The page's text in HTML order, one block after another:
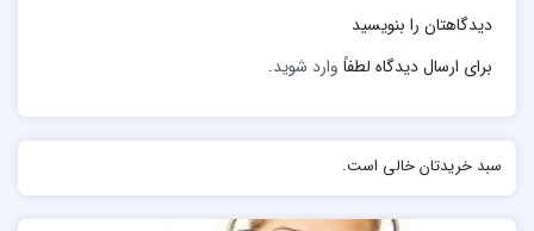
دیدگاهتان را بنویسید
برای ارسال دیدگاه لطفاً وارد شوید.
سبد خریدتان خالی است.